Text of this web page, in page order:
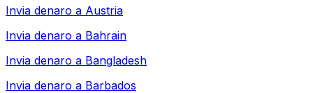
Invia denaro a Austria
Invia denaro a Bahrain
Invia denaro a Bangladesh
Invia denaro a Barbados